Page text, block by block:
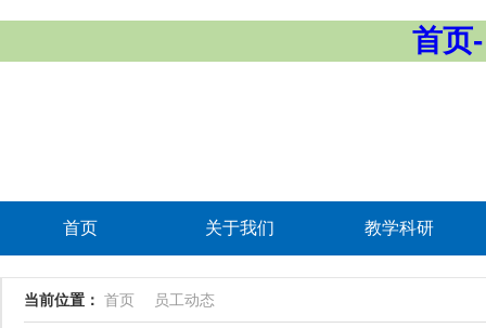
首页
首页 关于我们 教学科研
当前位置： 首页 员工动态